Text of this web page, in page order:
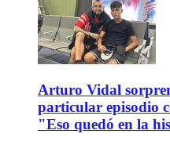
Arturo Vidal
particular episodio
"Eso quedó en la